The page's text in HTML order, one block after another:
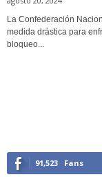
La Confederación
medida drástica para
bloqueo...
91,523 Fans